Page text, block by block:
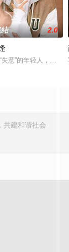
结 2.0
失意”的年轻人，在沿